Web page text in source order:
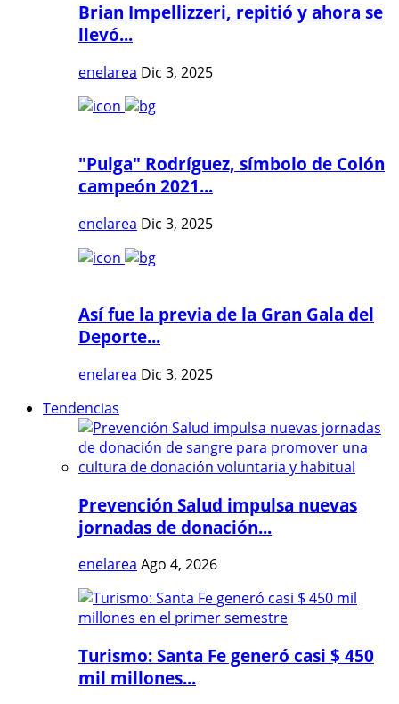
Brian Impellizzeri, repitió y ahora se
llevó...
enelarea Dic 3, 2025
"Pulga" Rodríguez, símbolo de Colón
campeón 2021...
enelarea Dic 3, 2025
Así fue la previa de la Gran Gala del
Deporte...
enelarea Dic 3, 2025
Tendencias
Prevención Salud impulsa nuevas
jornadas de donación...
enelarea Ago 4, 2026
Turismo: Santa Fe generó casi $ 450
mil millones...